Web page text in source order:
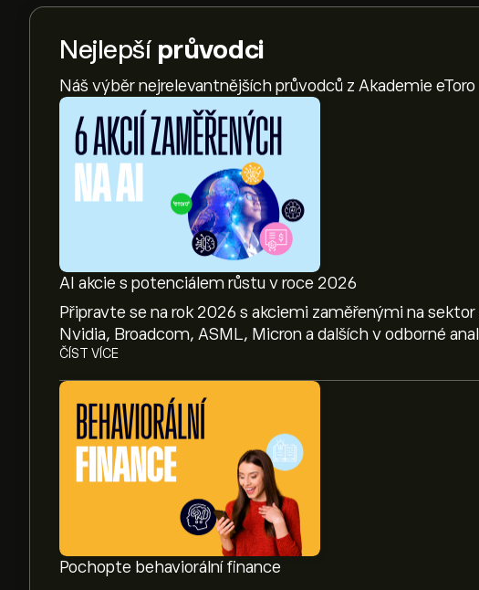
Nejlepší průvodci
Náš výběr nejrelevantnějších průvodců z Akademie eToro
AI akcie s potenciálem růstu v roce 2026
Připravte se na rok 2026 s akciemi zaměřenými na
Nvidia, Broadcom, ASML, Micron a dalších v odborné
ČÍST VÍCE
Pochopte behaviorální finance